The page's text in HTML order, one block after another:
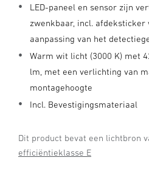
LED-paneel en sensor zijn
zwenkbaar, incl. afdeksticker
aanpassing van het
Warm wit licht (3000 K) met
lm, met een verlichting van
montagehoogte
Incl. Bevestigingsmateriaal
Dit product bevat een lichtbron
efficiëntieklasse E